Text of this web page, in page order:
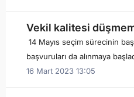
Vekil kalitesi
14 Mayıs seçim sürecinin
başvuruları da alınmaya
16 Mart 2023 13:05